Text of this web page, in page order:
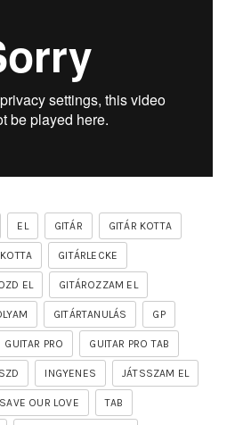
EL GITÁR GITÁR KOTTA
GITÁRLECKE
EL GITÁROZZAM EL
GITÁRTANULÁS GP
GUITAR PRO GUITAR PRO TAB
INGYENES JÁTSSZAM EL
SAVE OUR LOVE TAB